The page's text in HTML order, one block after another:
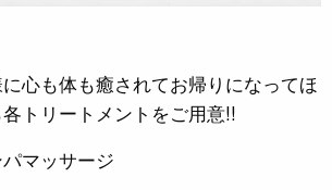
心も体も癒されてお帰りになってほ
トリートメントをご用意!!
マッサージ